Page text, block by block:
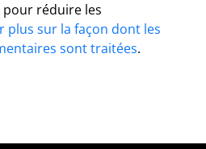
pour réduire les
plus sur la façon dont les
sont traitées.